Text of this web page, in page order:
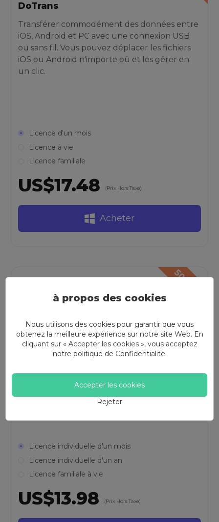
DoTrans
Transférer commodément des données entre
iOS, Android et PC avec une connexion USB
ou sans fil. Vous pouvez déplacer les fichiers
iOS ou Android n'importe où et les gérer en
un clic.
Licence d'un mois
Licence à vie
Licence familiale
US$17.48 (Prix Hors Taxe)
Acheter
Enregistreur d'écran
Enregistrer l'écran de votre bureau avec du
son. Il offre des fonctions avancées comme
l'enregistrement de jeux, l'enregistrement de
téléphones, le verrouillage de la fenêtre
Licence individuelle d'un mois
Licence individuelle d'un an
Licence familiale à vie
US$13.98 (Prix Hors Taxe)
à propos des cookies
Nous utilisons des cookies pour garantir que vous
obtenez la meilleure expérience sur notre site Web. En
cliquant sur « Accepter les cookies », vous acceptez
notre politique de Confidentialité.
Accepter les cookies
Rejeter